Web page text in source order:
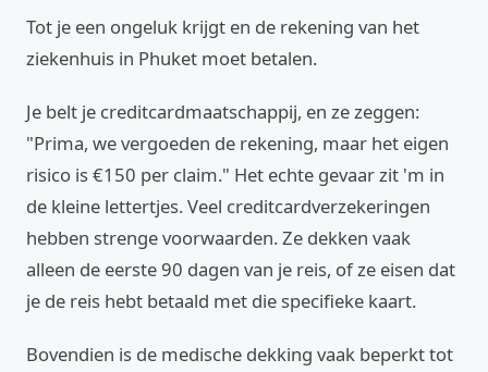
Tot je een ongeluk krijgt en de rekening van het
ziekenhuis in Phuket moet betalen.
Je belt je creditcardmaatschappij, en ze zeggen:
"Prima, we vergoeden de rekening, maar het eigen
risico is €150 per claim." Het echte gevaar zit 'm in
de kleine lettertjes. Veel creditcardverzekeringen
hebben strenge voorwaarden. Ze dekken vaak
alleen de eerste 90 dagen van je reis, of ze eisen dat
je de reis hebt betaald met die specifieke kaart.
Bovendien is de medische dekking vaak beperkt tot